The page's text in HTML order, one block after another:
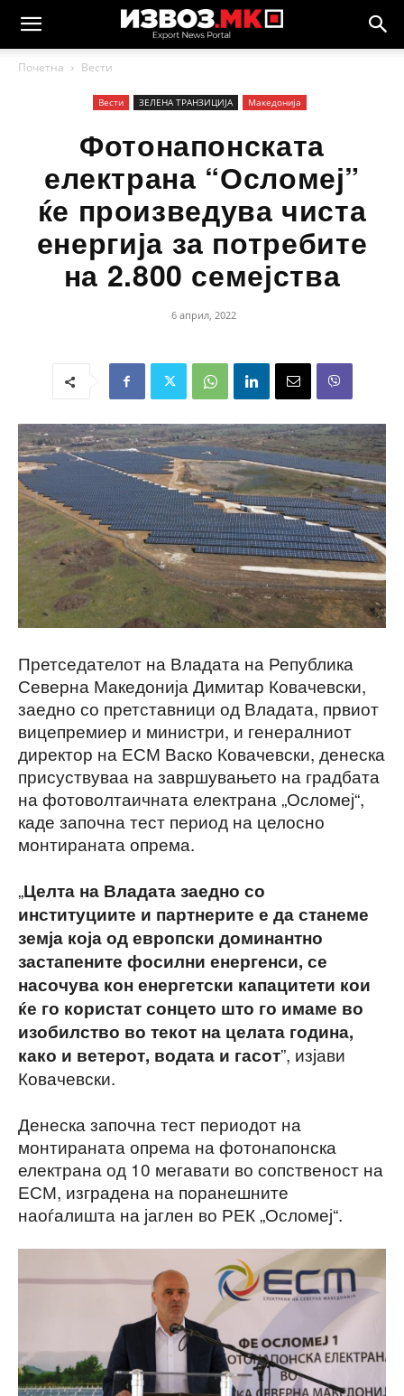
Почетна Вести
Вести ЗЕЛЕНА ТРАНЗИЦИЈА Македонија
Фотонапонската
електрана “Осломеј”
ќе произведува чиста
енергија за потребите
на 2.800 семејства
6 април, 2022
Претседателот на Владата на Република
Северна Македонија Димитар Ковачевски,
заедно со претставници од Владата, првиот
вицепремиер и министри, и генералниот
директор на ЕСМ Васко Ковачевски, денеска
присуствуваа на завршувањето на градбата
на фотоволтаичната електрана „Осломеј“,
каде започна тест период на целосно
монтираната опрема.
„Целта на Владата заедно со
институциите и партнерите е да станеме
земја која од европски доминантно
застапените фосилни енергенси, се
насочува кон енергетски капацитети кои
ќе го користат сонцето што го имаме во
изобилство во текот на целата година,
како и ветерот, водата и гасот”, изјави
Ковачевски.
Денеска започна тест периодот на
монтираната опрема на фотонапонска
електрана од 10 мегавати во сопственост на
ЕСМ, изградена на поранешните
наоѓалишта на јаглен во РЕК „Осломеј“.